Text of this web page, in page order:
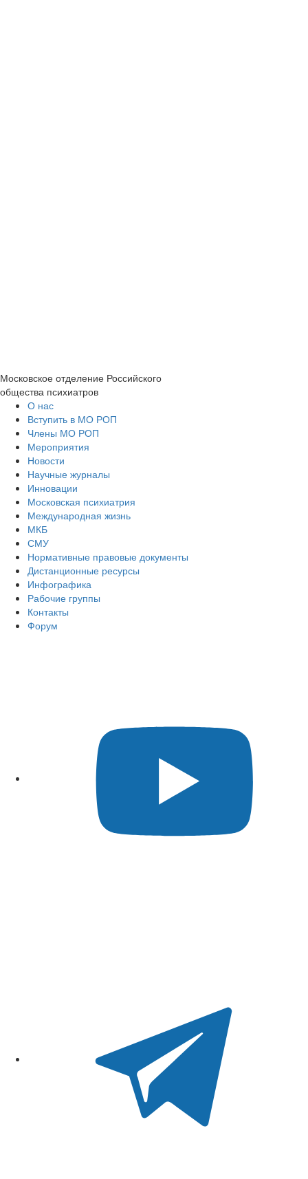
Московское отделение Российского
общества психиатров
О нас
Вступить в МО РОП
Члены МО РОП
Мероприятия
Новости
Научные журналы
Инновации
Московская психиатрия
Международная жизнь
МКБ
СМУ
Нормативные правовые документы
Дистанционные ресурсы
Инфографика
Рабочие группы
Контакты
Форум